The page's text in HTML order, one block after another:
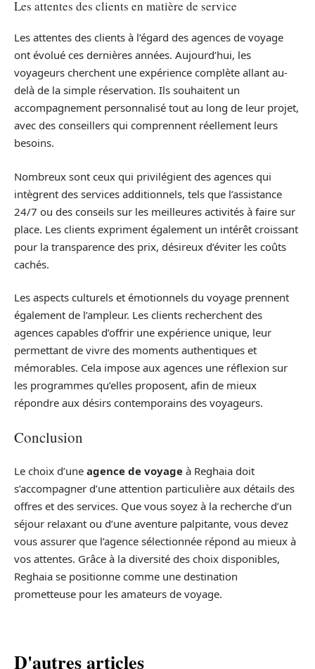
Les attentes des clients en matière de service
Les attentes des clients à l’égard des agences de voyage
ont évolué ces dernières années. Aujourd’hui, les
voyageurs cherchent une expérience complète allant au-
delà de la simple réservation. Ils souhaitent un
accompagnement personnalisé tout au long de leur projet,
avec des conseillers qui comprennent réellement leurs
besoins.
Nombreux sont ceux qui privilégient des agences qui
intègrent des services additionnels, tels que l’assistance
24/7 ou des conseils sur les meilleures activités à faire sur
place. Les clients expriment également un intérêt croissant
pour la transparence des prix, désireux d’éviter les coûts
cachés.
Les aspects culturels et émotionnels du voyage prennent
également de l’ampleur. Les clients recherchent des
agences capables d’offrir une expérience unique, leur
permettant de vivre des moments authentiques et
mémorables. Cela impose aux agences une réflexion sur
les programmes qu’elles proposent, afin de mieux
répondre aux désirs contemporains des voyageurs.
Conclusion
Le choix d’une agence de voyage à Reghaia doit
s’accompagner d’une attention particulière aux détails des
offres et des services. Que vous soyez à la recherche d’un
séjour relaxant ou d’une aventure palpitante, vous devez
vous assurer que l’agence sélectionnée répond au mieux à
vos attentes. Grâce à la diversité des choix disponibles,
Reghaia se positionne comme une destination
prometteuse pour les amateurs de voyage.
D'autres articles